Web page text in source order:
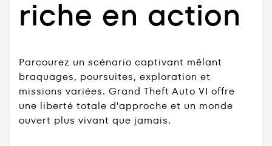
riche en action
Parcourez un scénario captivant mêlant
braquages, poursuites, exploration et
missions variées. Grand Theft Auto VI offre
une liberté totale d'approche et un monde
ouvert plus vivant que jamais.